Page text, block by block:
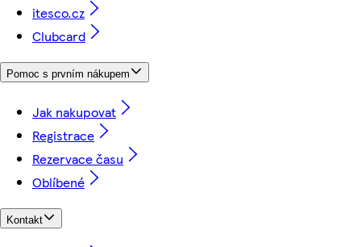
itesco.cz
Clubcard
Pomoc s prvním nákupem
Jak nakupovat
Registrace
Rezervace času
Oblíbené
Kontakt